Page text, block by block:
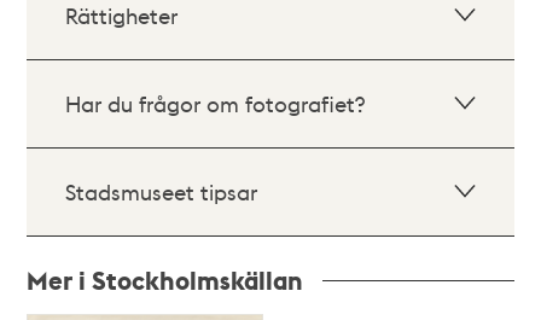
Rättigheter
Har du frågor om fotografiet?
Stadsmuseet tipsar
Mer i Stockholmskällan